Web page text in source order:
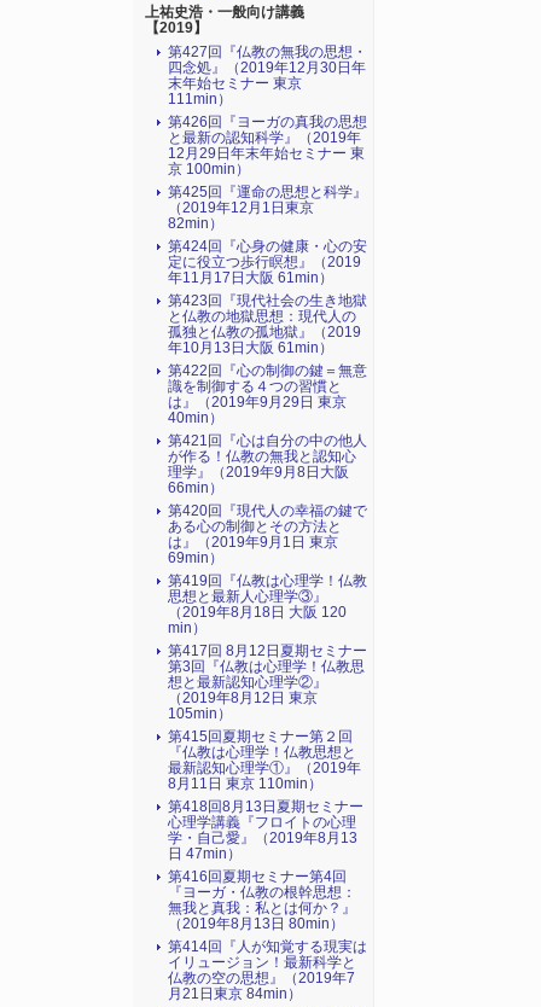
上祐史浩・一般向け講義
【2019】
第427回『仏教の無我の思想・
四念処』（2019年12月30日年
末年始セミナー 東京
111min）
第426回『ヨーガの真我の思想
と最新の認知科学』（2019年
12月29日年末年始セミナー 東
京 100min）
第425回『運命の思想と科学』
（2019年12月1日東京
82min）
第424回『心身の健康・心の安
定に役立つ歩行瞑想』（2019
年11月17日大阪 61min）
第423回『現代社会の生き地獄
と仏教の地獄思想：現代人の
孤独と仏教の孤地獄』（2019
年10月13日大阪 61min）
第422回『心の制御の鍵＝無意
識を制御する４つの習慣と
は』（2019年9月29日 東京
40min）
第421回『心は自分の中の他人
が作る！仏教の無我と認知心
理学』（2019年9月8日大阪
66min）
第420回『現代人の幸福の鍵で
ある心の制御とその方法と
は』（2019年9月1日 東京
69min）
第419回『仏教は心理学！仏教
思想と最新人心理学③』
（2019年8月18日 大阪 120
min）
第417回 8月12日夏期セミナー
第3回『仏教は心理学！仏教思
想と最新認知心理学②』
（2019年8月12日 東京
105min）
第415回夏期セミナー第２回
『仏教は心理学！仏教思想と
最新認知心理学①』（2019年
8月11日 東京 110min）
第418回8月13日夏期セミナー
心理学講義『フロイトの心理
学・自己愛』（2019年8月13
日 47min）
第416回夏期セミナー第4回
『ヨーガ・仏教の根幹思想：
無我と真我：私とは何か？』
（2019年8月13日 80min）
第414回『人が知覚する現実は
イリュージョン！最新科学と
仏教の空の思想』（2019年7
月21日東京 84min）